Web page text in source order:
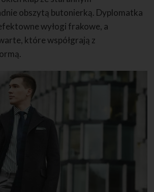
obszytą butonierką. Dyplomatka
wyłogi frakowe, a
które współgrają z